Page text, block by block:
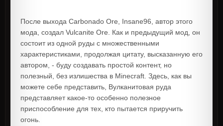
После выхода Carbonado Ore, Insane96, автор этого
мода, создал Vulcanite Ore. Как и предыдущий мод, он
состоит из одной руды с множественными
характеристиками, продолжая цитату, высказанную его
автором, - буду создавать простой контент, но
полезный, без излишества в Minecraft. Здесь, как вы
можете себе представить, Вулканитовая руда
представляет какое-то особенно полезное
приспособление для тех, кто пытается приручить
огонь.